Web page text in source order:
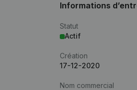
Informations
Statut
Actif
Création
17-12-2020
Nom commercial